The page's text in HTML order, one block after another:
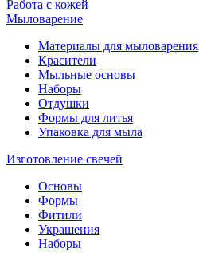
Работа с кожей
Мыловарение
Материалы для мыловарения
Красители
Мыльные основы
Наборы
Отдушки
Формы для литья
Упаковка для мыла
Изготовление свечей
Основы
Формы
Фитили
Украшения
Наборы